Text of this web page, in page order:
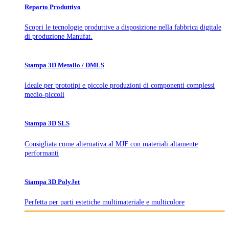
Reparto Produttivo
Scopri le tecnologie produttive a disposizione nella fabbrica digitale
di produzione Manufat.
Stampa 3D Metallo / DMLS
Ideale per prototipi e piccole produzioni di componenti complessi
medio-piccoli
Stampa 3D SLS
Consigliata come alternativa al MJF con materiali altamente
performanti
Stampa 3D PolyJet
Perfetta per parti estetiche multimateriale e multicolore